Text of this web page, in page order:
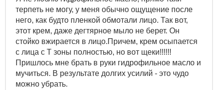
терпеть не могу, у меня обычно ощущение после
него, как будто пленкой обмотали лицо. Так вот,
этот крем, даже дегтярное мыло не берет. Он
стойко вжирается в лицо.Причем, крем осыпается
с лица с T зоны полностью, но вот щеки!!!!!!
Пришлось мне брать в руки гидрофильное масло и
мучиться. В результате долгих усилий - это чудо
можно убрать.